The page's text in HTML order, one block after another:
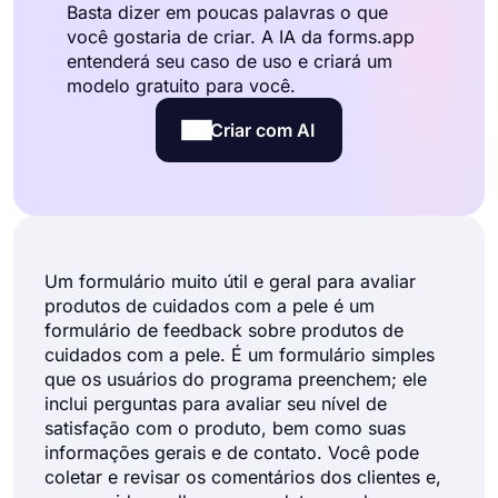
Basta dizer em poucas palavras o que
você gostaria de criar. A IA da forms.app
entenderá seu caso de uso e criará um
modelo gratuito para você.
Criar com AI
Um formulário muito útil e geral para avaliar
produtos de cuidados com a pele é um
formulário de feedback sobre produtos de
cuidados com a pele. É um formulário simples
que os usuários do programa preenchem; ele
inclui perguntas para avaliar seu nível de
satisfação com o produto, bem como suas
informações gerais e de contato. Você pode
coletar e revisar os comentários dos clientes e,